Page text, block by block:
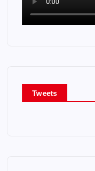
Tweets